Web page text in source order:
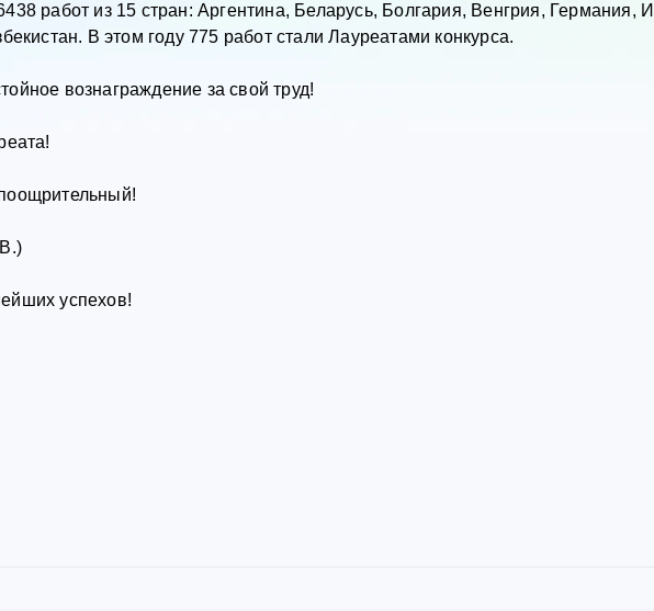
работ из 15 стран: Аргентина, Беларусь, Болгария, Венгрия,
В этом году 775 работ стали Лауреатами конкурса.
вознаграждение за свой труд!
успехов!